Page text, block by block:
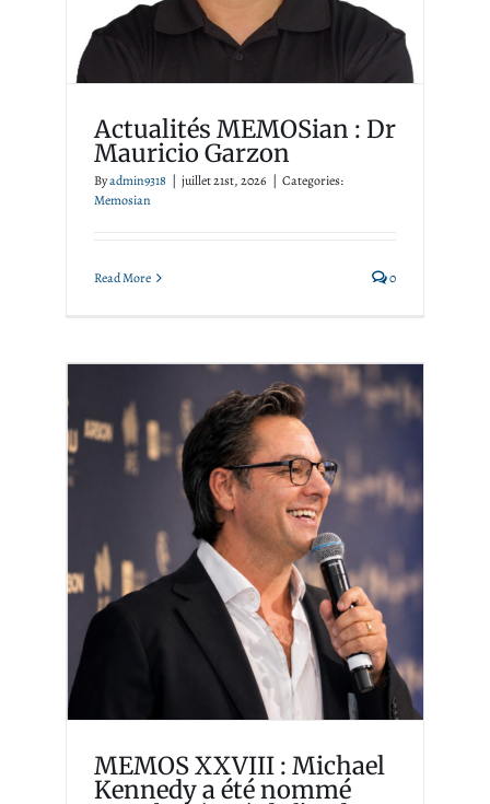
Actualités MEMOSian : Dr
Mauricio Garzon
Byadmin9318 | juillet 21st, 2026 | Categories:
Memosian
Read More 0
MEMOS XXVIII : Michael
Kennedy a été nommé
membre (AM) de l’Ordre
d’Australie à l’occasion des
distinctions décernées à
l’occasion de l’anniversaire
du roi
Memosian
MEMOS XXVIII : Michael
Kennedy a été nommé